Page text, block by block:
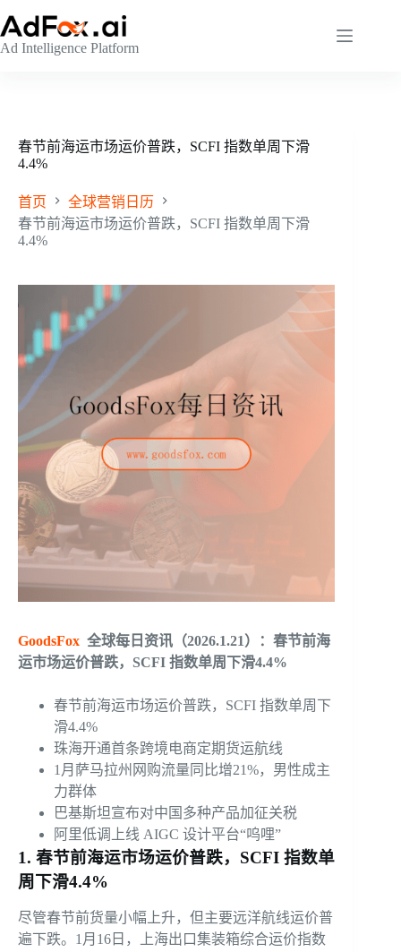
至
内
Ad Intelligence Platform
春节前海运市场运价普跌，SCFI 指数单周下滑
4.4%
首页
全球营销日历
春节前海运市场运价普跌，SCFI 指数单周下滑
4.4%
GoodsFox 全球每日资讯（2026.1.21）：春节前海
运市场运价普跌，SCFI 指数单周下滑4.4%
春节前海运市场运价普跌，SCFI 指数单周下
滑4.4%
珠海开通首条跨境电商定期货运航线
1月萨马拉州网购流量同比增21%，男性成主
力群体
巴基斯坦宣布对中国多种产品加征关税
阿里低调上线 AIGC 设计平台“呜哩”
1. 春节前海运市场运价普跌，SCFI 指数单
周下滑4.4%
尽管春节前货量小幅上升，但主要远洋航线运价普
遍下跌。1月16日，上海出口集装箱综合运价指数